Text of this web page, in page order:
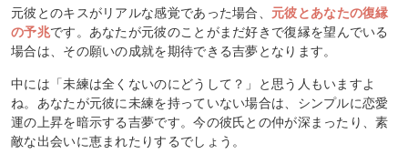
元彼とのキスがリアルな感覚であった場合、 元彼とあなたの復縁
の予兆です。あなたが元彼のことがまだ好きで復縁を望んでいる
場合は、その願いの成就を期待できる吉夢となります。
中には「未練は全くないのにどうして？」と思う人もいますよ
ね。あなたが元彼に未練を持っていない場合は、シンプルに恋愛
運の上昇を暗示する吉夢です。今の彼氏との仲が深まったり、素
敵な出会いに恵まれたりするでしょう。